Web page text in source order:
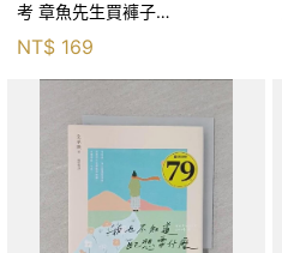
考 章魚先生買褲子
(Octopants)_蘇西‧西尼爾, 黃筱
NT$ 169